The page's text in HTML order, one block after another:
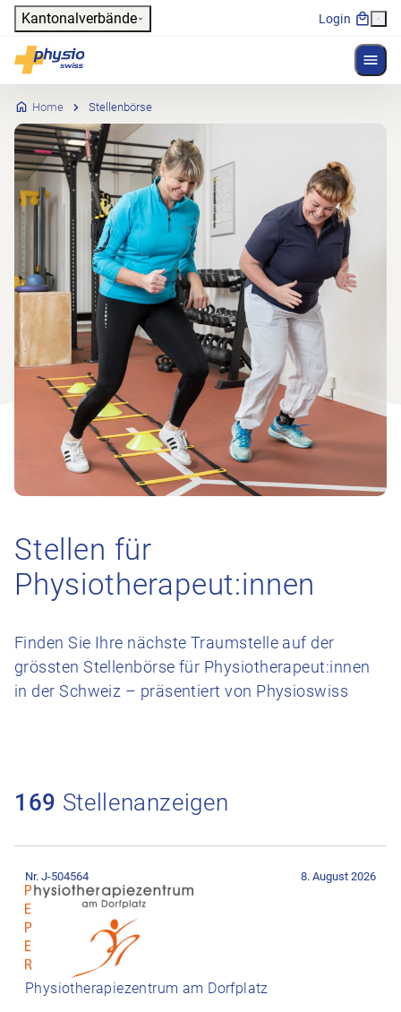
Header
Kantonalverbände Login
Physioswiss
Hauptnavigation
Home Stellenbörse
Stellen für
Physiotherapeut:innen
Finden Sie Ihre nächste Traumstelle auf der
grössten Stellenbörse für Physiotherapeut:innen
in der Schweiz – präsentiert von Physioswiss
169 Stellenanzeigen
Physiotherapiezentrum am Dorfplatz
Nr. J-504564 8. August 2026